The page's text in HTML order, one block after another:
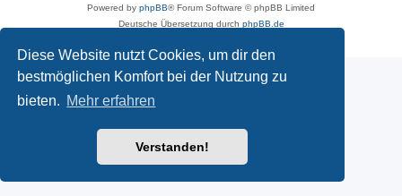
Diese Website nutzt Cookies, um dir den
bestmöglichen Komfort bei der Nutzung zu
bieten. Mehr erfahren
Verstanden!
Powered by phpBB® Forum Software © phpBB Limited
Deutsche Übersetzung durch phpBB.de